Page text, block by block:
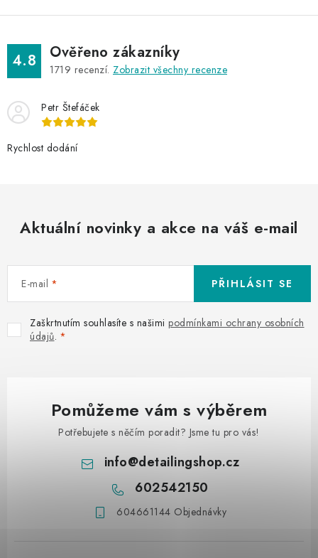
4.8 Ověřeno zákazníky
1719 recenzí. Zobrazit všechny recenze
Petr Štefáček
Rychlost dodání
Aktuální novinky a akce na váš e-mail
E-mail
Zaškrtnutím souhlasíte s našimi podmínkami ochrany osobních
údajů.
PŘIHLÁSIT SE
Pomůžeme vám s výběrem
Potřebujete s něčím poradit? Jsme tu pro vás!
info@detailingshop.cz
602542150
604661144 Objednávky